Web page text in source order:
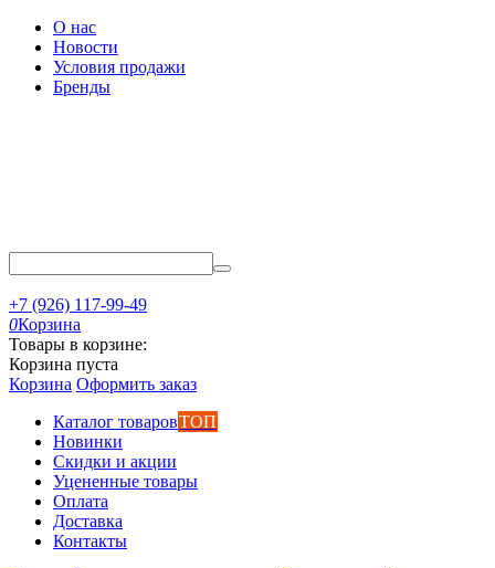
О нас
Новости
Условия продажи
Бренды
+7 (926) 117-99-49
0Корзина
Товары в корзине:
Корзина пуста
Корзина Оформить заказ
Каталог товаровТОП
Новинки
Скидки и акции
Уцененные товары
Оплата
Доставка
Контакты